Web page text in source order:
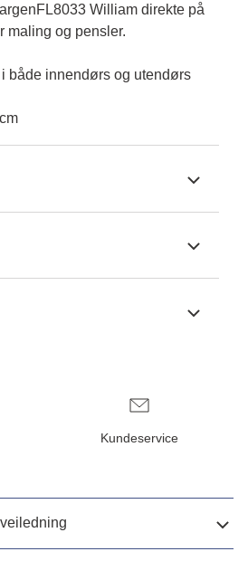
William direkte på
maling og pensler.
både innendørs og utendørs
Kundeservice